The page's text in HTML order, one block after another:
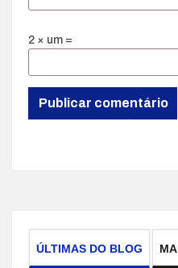
2 × um =
ÚLTIMAS DO BLOG